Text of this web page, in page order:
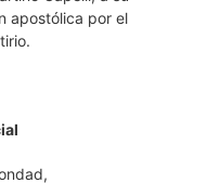
apostólica por el